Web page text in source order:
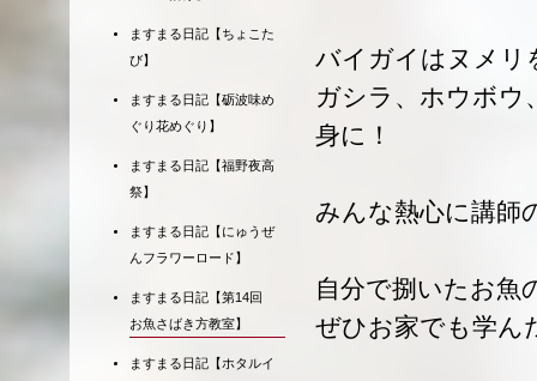
バイガイはヌメリ
ガシラ、ホウボウ
身に！
みんな熱心に講師
自分で捌いたお魚
ぜひお家でも学ん
ますまる日記【ちょこた
び】
ますまる日記【砺波味め
ぐり花めぐり】
ますまる日記【福野夜高
祭】
ますまる日記【にゅうぜ
んフラワーロード】
ますまる日記【第14回
お魚さばき方教室】
ますまる日記【ホタルイ